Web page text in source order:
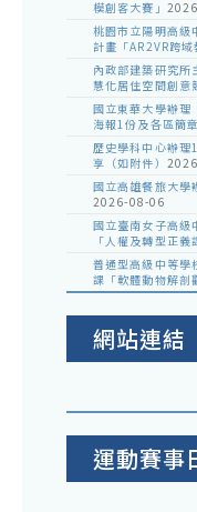
模創客大賽」
桃園市立陽明高級
計畫「AR2VR跨域
內政部建築研究
慧化居住空間創
國立東華大學辦理
海報1份及各區簡
歷史學科中心辦理
享（如附件）
國立高雄餐旅大學
2026-08-06
國立臺南女子高級
「人權及轉型正
普通型高級中等學
課「軟體動物解剖
網站連結
運動賽事